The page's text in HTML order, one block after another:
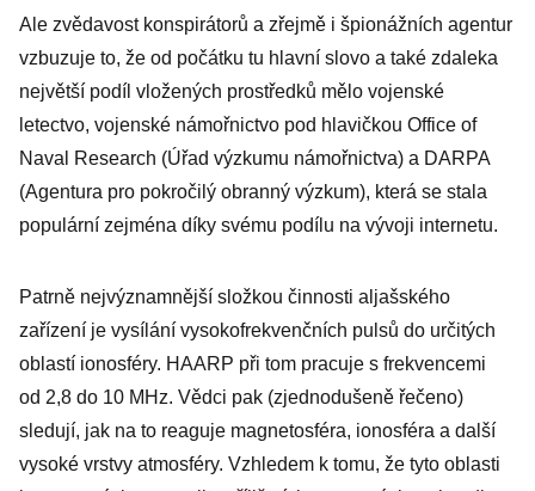
Ale zvědavost konspirátorů a zřejmě i špionážních agentur
vzbuzuje to, že od počátku tu hlavní slovo a také zdaleka
největší podíl vložených prostředků mělo vojenské
letectvo, vojenské námořnictvo pod hlavičkou Office of
Naval Research (Úřad výzkumu námořnictva) a DARPA
(Agentura pro pokročilý obranný výzkum), která se stala
populární zejména díky svému podílu na vývoji internetu.
Patrně nejvýznamnější složkou činnosti aljašského
zařízení je vysílání vysokofrekvenčních pulsů do určitých
oblastí iono­sféry. ­HAARP při tom pracuje s frekvencemi
od 2,8 do 10 MHz. Vědci pak (zjednodušeně řečeno)
sledují, jak na to reaguje magnetosféra, ionosféra a další
vysoké vrstvy atmosféry. Vzhledem k tomu, že tyto oblasti